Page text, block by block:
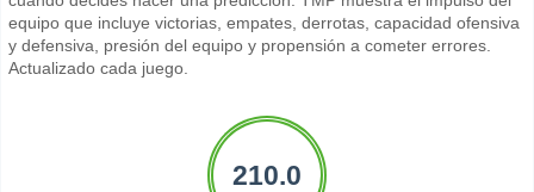
equipo que incluye victorias, empates, derrotas, capacidad ofensiva
y defensiva, presión del equipo y propensión a cometer errores.
Actualizado cada juego.
210.0